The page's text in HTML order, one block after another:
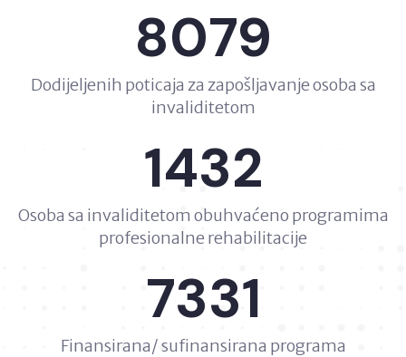
8079
Dodijeljenih poticaja za zapošljavanje osoba sa
invaliditetom
1432
Osoba sa invaliditetom obuhvaćeno programima
profesionalne rehabilitacije
7331
Finansirana/ sufinansirana programa